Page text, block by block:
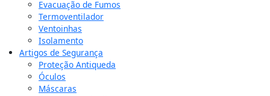
Evacuação de Fumos
Termoventilador
Ventoinhas
Isolamento
Artigos de Segurança
Proteção Antiqueda
Óculos
Máscaras